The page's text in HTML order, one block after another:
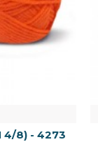
4/8) - 4273